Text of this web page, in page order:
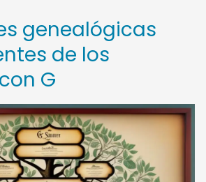
genealógicas
de los
G